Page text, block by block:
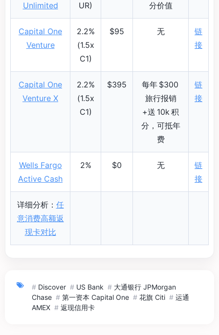
Unlimited
UR)
分价值
Capital One
Venture
2.2%
(1.5x
C1)
$95 无
链
接
Capital One
Venture X
2.2%
(1.5x
C1)
$395
每年 $300
旅行报销
+送 10k 积
分，可抵年
费
链
接
Wells Fargo
Active Cash
2% $0 无
链
接
详细分析： 任
意消费高额返
现卡对比
# Discover # US Bank # 大通银行 JPMorgan
Chase # 第一资本 Capital One # 花旗 Citi # 运通
AMEX # 返现信用卡